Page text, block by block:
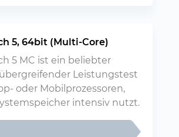
5, 64bit (Multi-Core)
5 MC ist ein beliebter
Leistungstest
oder Mobilprozessoren,
intensiv nutzt.